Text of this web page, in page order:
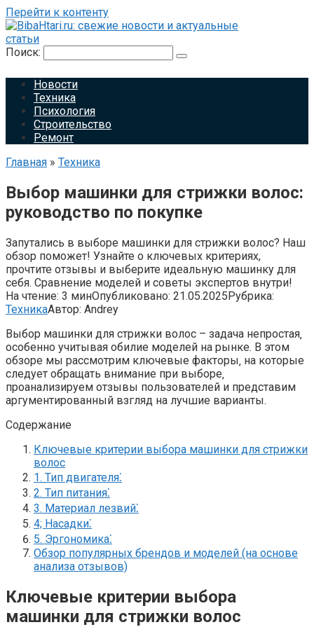
Перейти к контенту
Поиск:
Новости
Техника
Психология
Строительство
Ремонт
Главная » Техника
Выбор машинки для стрижки волос:
руководство по покупке
Запутались в выборе машинки для стрижки волос? Наш
обзор поможет! Узнайте о ключевых критериях,
прочтите отзывы и выберите идеальную машинку для
себя. Сравнение моделей и советы экспертов внутри!
На чтение: 3 минОпубликовано: 21.05.2025Рубрика:
ТехникаАвтор: Andrey
Выбор машинки для стрижки волос – задача непростая‚
особенно учитывая обилие моделей на рынке. В этом
обзоре мы рассмотрим ключевые факторы‚ на которые
следует обращать внимание при выборе‚
проанализируем отзывы пользователей и представим
аргументированный взгляд на лучшие варианты.
Содержание
Ключевые критерии выбора машинки для стрижки
волос
1. Тип двигателя⁚
2. Тип питания⁚
3. Материал лезвий⁚
4; Насадки⁚
5. Эргономика⁚
Обзор популярных брендов и моделей (на основе
анализа отзывов)
Ключевые критерии выбора
машинки для стрижки волос